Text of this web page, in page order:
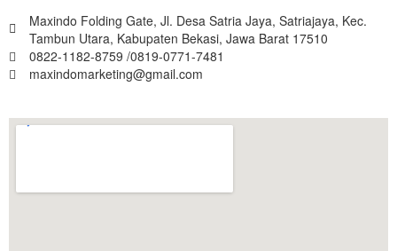
Maxindo Folding Gate, Jl. Desa Satria Jaya, Satriajaya, Kec.
Tambun Utara, Kabupaten Bekasi, Jawa Barat 17510
0822-1182-8759 /0819-0771-7481
maxindomarketing@gmail.com